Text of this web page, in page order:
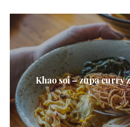
Khao soi – zupa curry